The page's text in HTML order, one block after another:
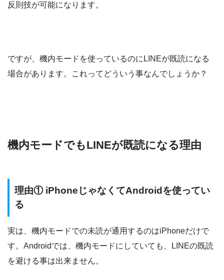
反則技が可能になります。
ですが、機内モードを使っているのにLINEが既読になる
場合があります。これってどういう事なんでしょうか？
機内モードでもLINEが既読になる理由
理由① iPhoneじゃなくてAndroidを使ってい
る
実は、機内モードでの未読が通用するのはiPhoneだけで
す。Androidでは、機内モードにしていても、LINEの既読
を避ける事は出来ません。